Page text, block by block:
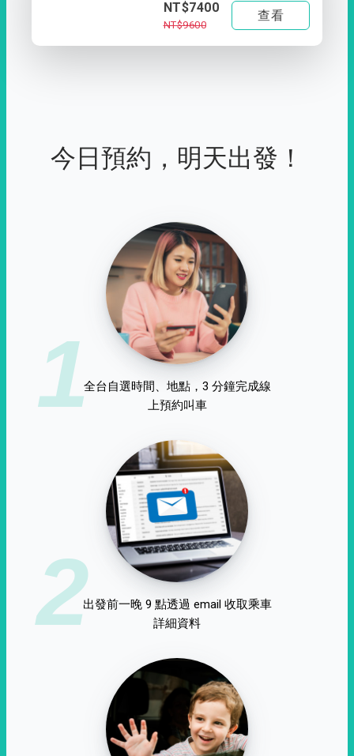
NT$7400
NT$9600
查看
今日預約，明天出發！
1全台自選時間、地點，3 分鐘完成線
上預約叫車
2出發前一晚 9 點透過 email 收取乘車
詳細資料